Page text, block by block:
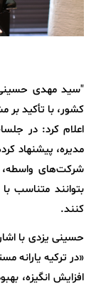
"سید مهدی حسینی
کشور، با تأکید
اعلام کرد: در
شرکت‌های واسطه،
بتوانند متناسب
کنند.
حسینی یزدی با
«در ترکیه یارانه
افزایش انگیزه،